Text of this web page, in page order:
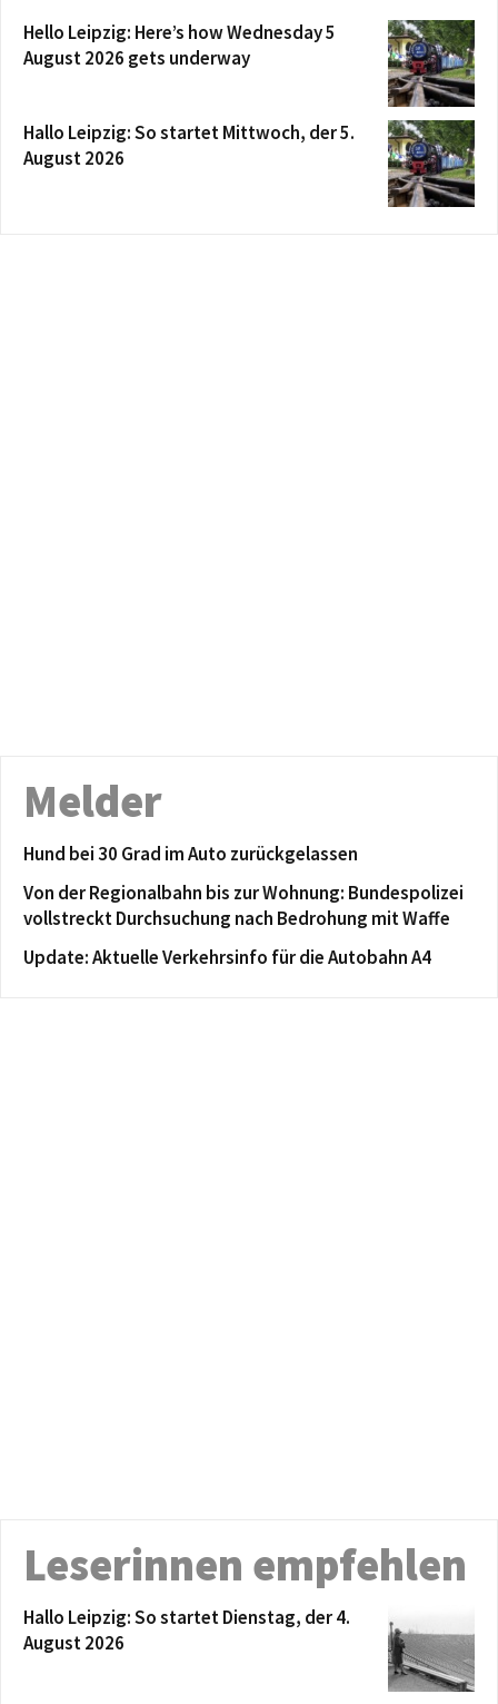
Hello Leipzig: Here’s how Wednesday 5
August 2026 gets underway
Hallo Leipzig: So startet Mittwoch, der 5.
August 2026
Melder
Hund bei 30 Grad im Auto zurückgelassen
Von der Regionalbahn bis zur Wohnung: Bundespolizei
vollstreckt Durchsuchung nach Bedrohung mit Waffe
Update: Aktuelle Verkehrsinfo für die Autobahn A4
Leserinnen empfehlen
Hallo Leipzig: So startet Dienstag, der 4.
August 2026